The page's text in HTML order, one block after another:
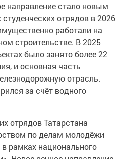
направление стало новым
отрядов в 2026
работали на
строительстве. В 2025
было занято более 22
и основная часть
отрасль.
за счёт водного
отрядов Татарстана
по делам молодёжи
в рамках национального